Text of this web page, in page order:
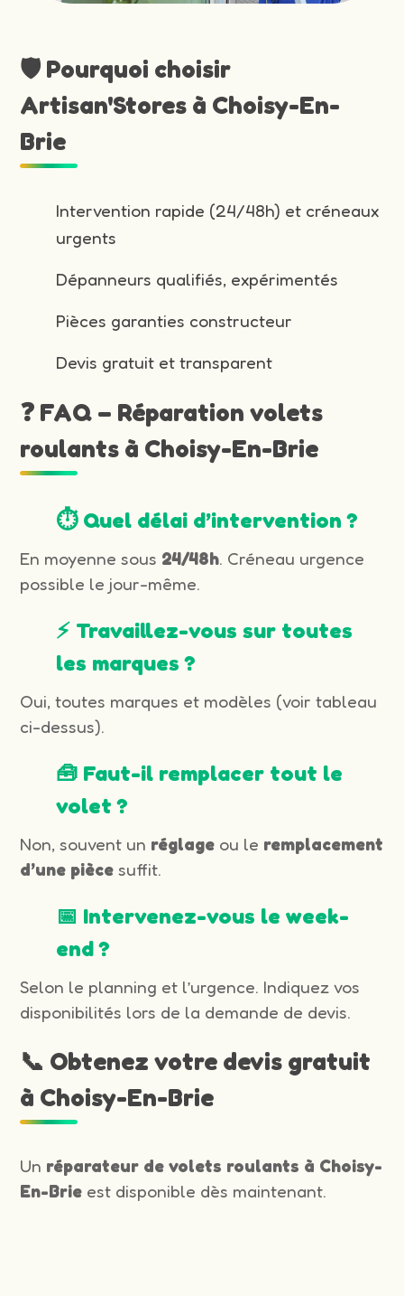
🛡️ Pourquoi choisir
Artisan'Stores à Choisy-En-
Brie
Intervention rapide (24/48h) et créneaux
urgents
Dépanneurs qualifiés, expérimentés
Pièces garanties constructeur
Devis gratuit et transparent
❓ FAQ – Réparation volets
roulants à Choisy-En-Brie
⏱️ Quel délai d’intervention ?
En moyenne sous 24/48h. Créneau urgence
possible le jour-même.
⚡ Travaillez-vous sur toutes
les marques ?
Oui, toutes marques et modèles (voir tableau
ci-dessus).
🧰 Faut-il remplacer tout le
volet ?
Non, souvent un réglage ou le remplacement
d’une pièce suffit.
📅 Intervenez-vous le week-
end ?
Selon le planning et l’urgence. Indiquez vos
disponibilités lors de la demande de devis.
📞 Obtenez votre devis gratuit
à Choisy-En-Brie
Un réparateur de volets roulants à Choisy-
En-Brie est disponible dès maintenant.